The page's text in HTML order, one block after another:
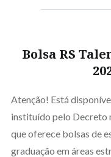
Bolsa RS
Atenção! Está
instituído pelo Decreto
que oferece bolsas de
graduação em áreas